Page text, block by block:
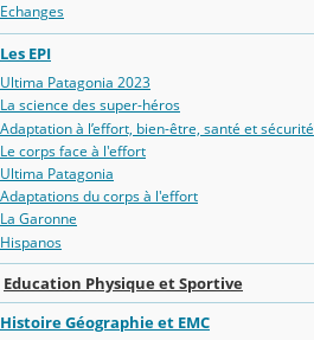
Echanges
Les EPI
Ultima Patagonia 2023
La science des super-héros
Adaptation à l’effort, bien-être, santé et sécurité
Le corps face à l'effort
Ultima Patagonia
Adaptations du corps à l'effort
La Garonne
Hispanos
Education Physique et Sportive
Histoire Géographie et EMC